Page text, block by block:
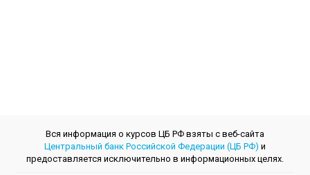
Вся информация о курсов ЦБ РФ взяты с веб-сайта
Центральный банк Российской Федерации (ЦБ РФ) и
предоставляется исключительно в информационных целях.